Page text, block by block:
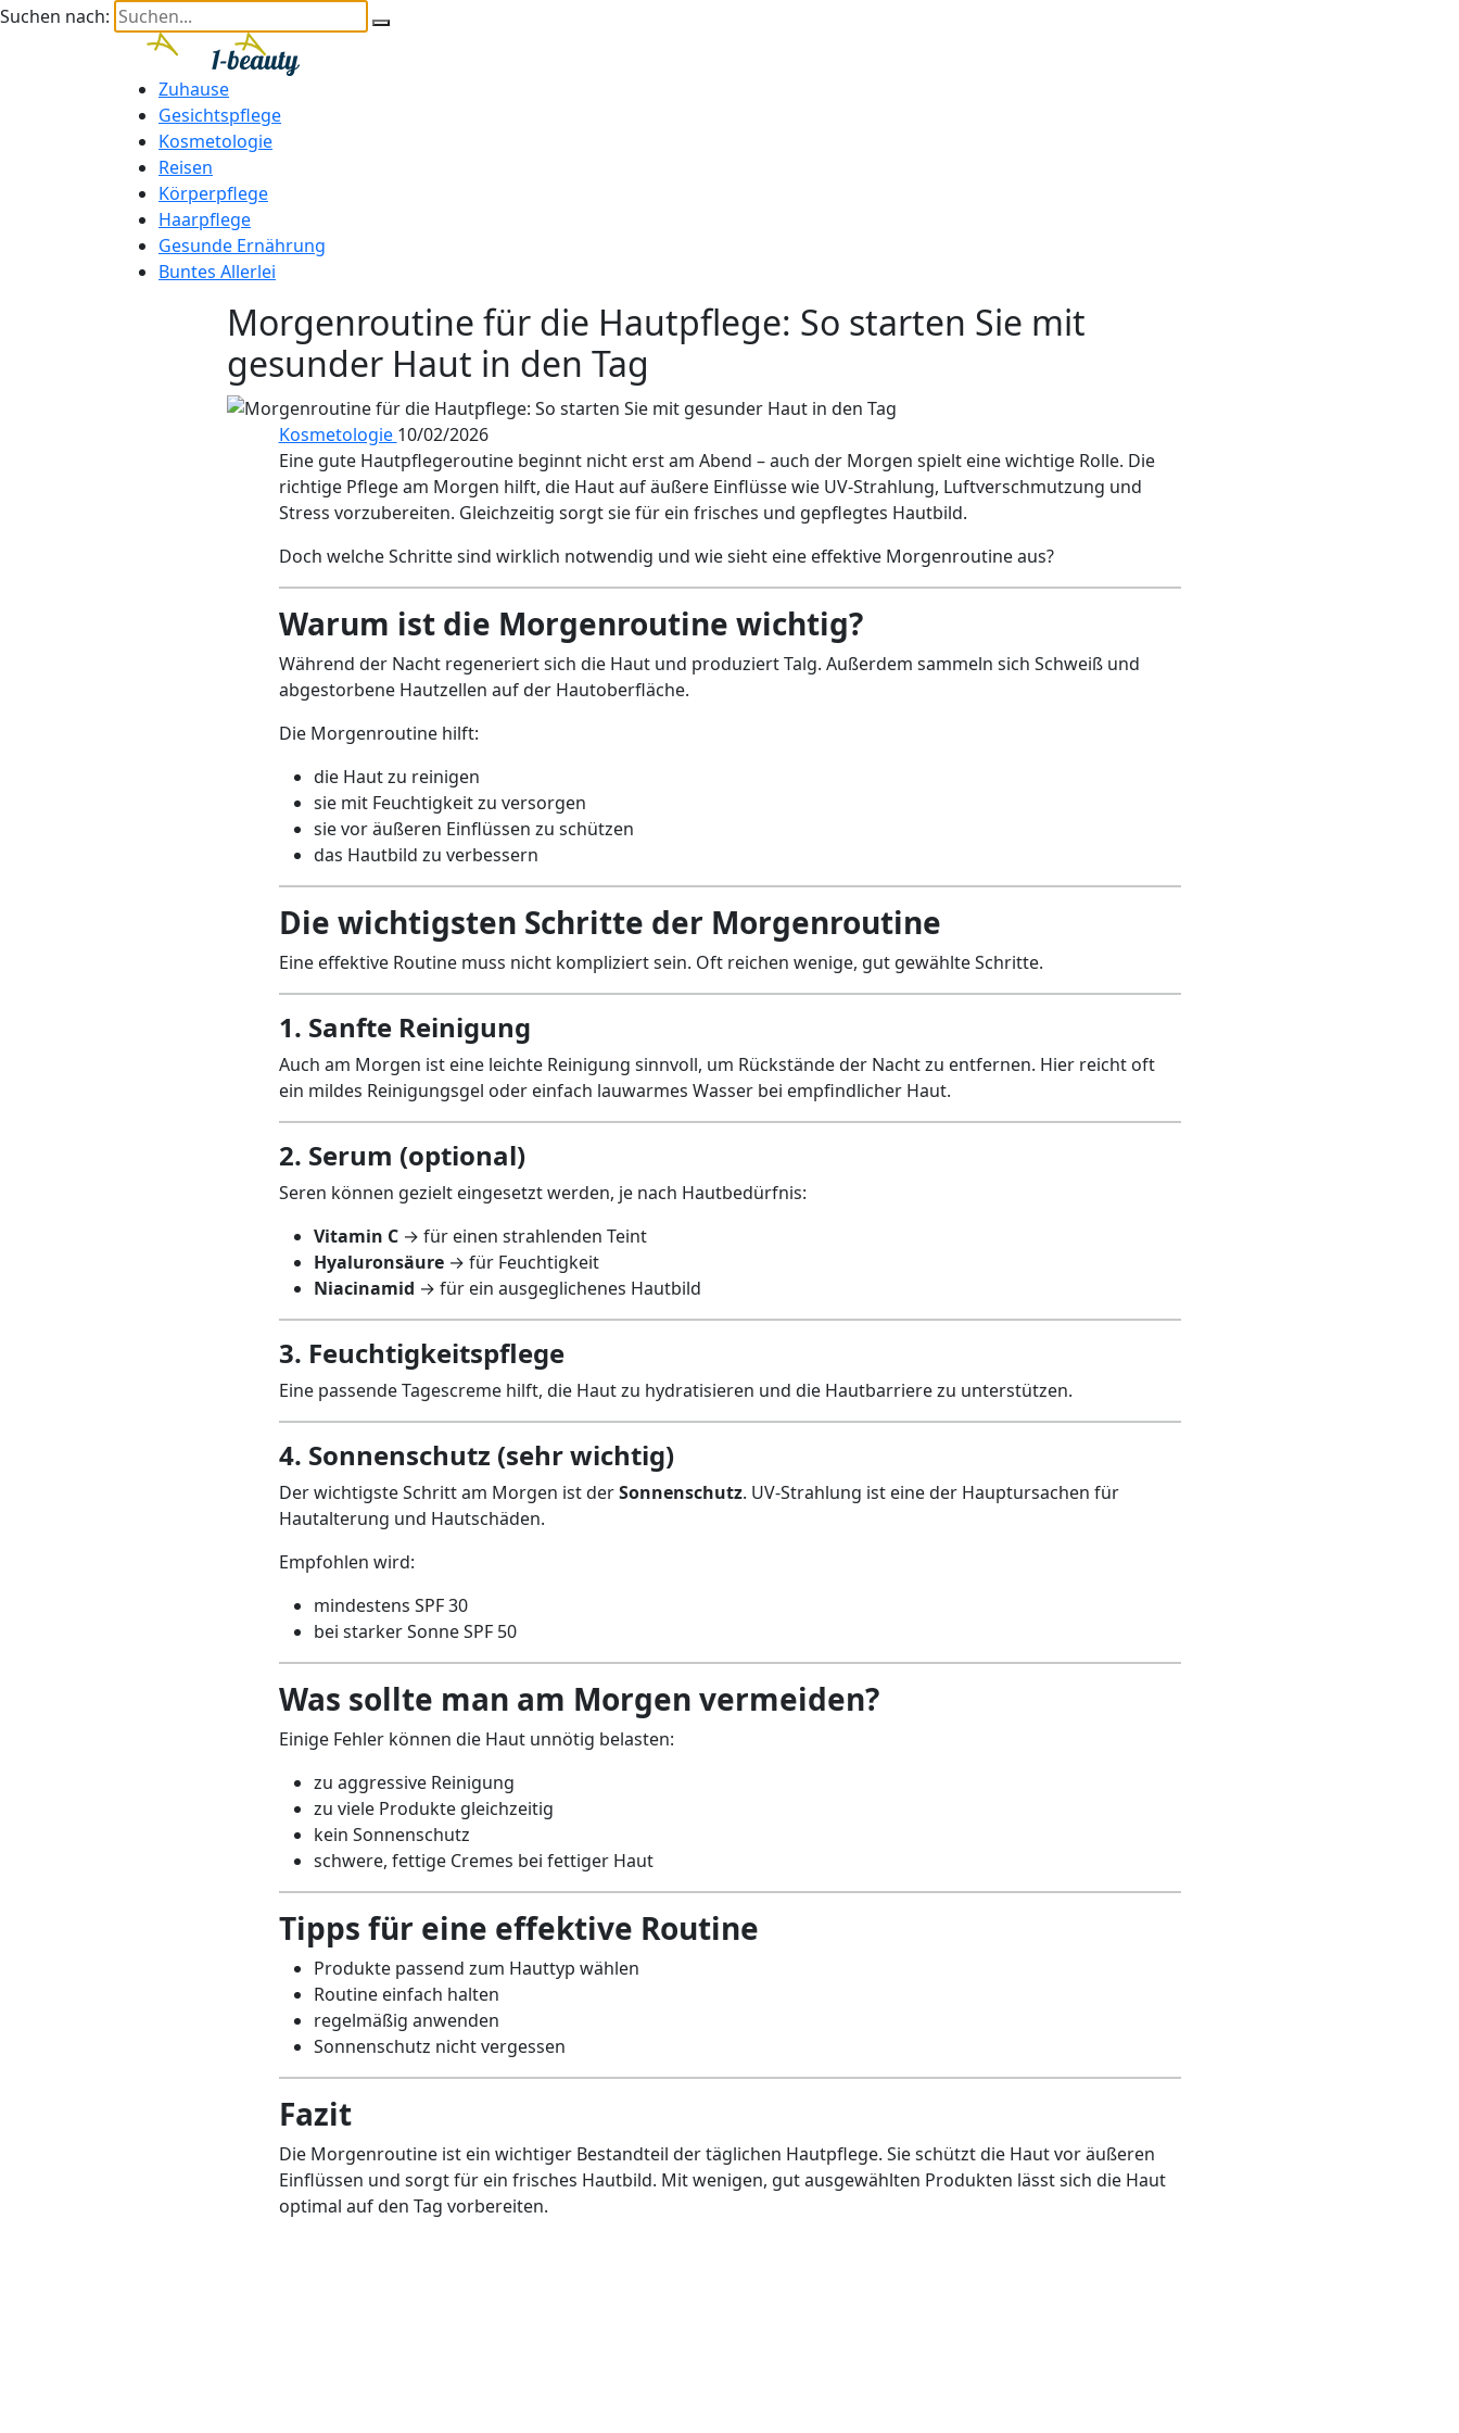
Suchen nach:
Zuhause
Gesichtspflege
Kosmetologie
Reisen
Körperpflege
Haarpflege
Gesunde Ernährung
Buntes Allerlei
Morgenroutine für die Hautpflege: So starten Sie mit
gesunder Haut in den Tag
Kosmetologie 10/02/2026
Eine gute Hautpflegeroutine beginnt nicht erst am Abend – auch der Morgen spielt eine wichtige Rolle. Die
richtige Pflege am Morgen hilft, die Haut auf äußere Einflüsse wie UV-Strahlung, Luftverschmutzung und
Stress vorzubereiten. Gleichzeitig sorgt sie für ein frisches und gepflegtes Hautbild.
Doch welche Schritte sind wirklich notwendig und wie sieht eine effektive Morgenroutine aus?
Warum ist die Morgenroutine wichtig?
Während der Nacht regeneriert sich die Haut und produziert Talg. Außerdem sammeln sich Schweiß und
abgestorbene Hautzellen auf der Hautoberfläche.
Die Morgenroutine hilft:
die Haut zu reinigen
sie mit Feuchtigkeit zu versorgen
sie vor äußeren Einflüssen zu schützen
das Hautbild zu verbessern
Die wichtigsten Schritte der Morgenroutine
Eine effektive Routine muss nicht kompliziert sein. Oft reichen wenige, gut gewählte Schritte.
1. Sanfte Reinigung
Auch am Morgen ist eine leichte Reinigung sinnvoll, um Rückstände der Nacht zu entfernen. Hier reicht oft
ein mildes Reinigungsgel oder einfach lauwarmes Wasser bei empfindlicher Haut.
2. Serum (optional)
Seren können gezielt eingesetzt werden, je nach Hautbedürfnis:
Vitamin C→ für einen strahlenden Teint
Hyaluronsäure→ für Feuchtigkeit
Niacinamid → für ein ausgeglichenes Hautbild
3. Feuchtigkeitspflege
Eine passende Tagescreme hilft, die Haut zu hydratisieren und die Hautbarriere zu unterstützen.
4. Sonnenschutz (sehr wichtig)
Der wichtigste Schritt am Morgen ist derSonnenschutz. UV-Strahlung ist eine der Hauptursachen für
Hautalterung und Hautschäden.
Empfohlen wird:
mindestens SPF 30
bei starker Sonne SPF 50
Was sollte man am Morgen vermeiden?
Einige Fehler können die Haut unnötig belasten:
zu aggressive Reinigung
zu viele Produkte gleichzeitig
kein Sonnenschutz
schwere, fettige Cremes bei fettiger Haut
Tipps für eine effektive Routine
Produkte passend zum Hauttyp wählen
Routine einfach halten
regelmäßig anwenden
Sonnenschutz nicht vergessen
Fazit
Die Morgenroutine ist ein wichtiger Bestandteil der täglichen Hautpflege. Sie schützt die Haut vor äußeren
Einflüssen und sorgt für ein frisches Hautbild. Mit wenigen, gut ausgewählten Produkten lässt sich die Haut
optimal auf den Tag vorbereiten.